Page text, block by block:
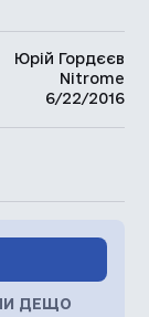
Юрій Гордєєв
Nitrome
6/22/2016
ДЕЩО